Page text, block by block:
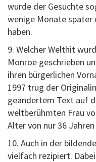
wurde der Gesuchte
wenige Monate später
haben.
9. Welcher Welthit
Monroe geschrieben
ihren bürgerlichen
1997 trug der
geändertem Text auf
weltberühmten Frau
Alter von nur 36
10. Auch in der
vielfach rezipiert.